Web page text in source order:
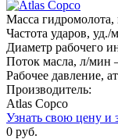
Масса
Частота ударов,
Диаметр рабочего
Поток масла, л/мин
Рабочее давление,
Производитель:
Atlas Copco
Узнать свою цену и
0 руб.